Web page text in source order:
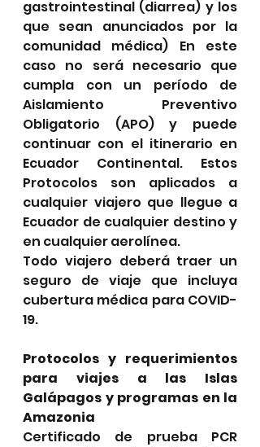
gastrointestinal (diarrea) y los
que sean anunciados por la
comunidad médica) En este
caso no será necesario que
cumpla con un período de
Aislamiento Preventivo
Obligatorio (APO) y puede
continuar con el itinerario en
Ecuador Continental. Estos
Protocolos son aplicados a
cualquier viajero que llegue a
Ecuador de cualquier destino y
en cualquier aerolínea.
Todo viajero deberá traer un
seguro de viaje que incluya
cubertura médica para COVID-
19.
Protocolos y requerimientos
para viajes a las Islas
Galápagos y programas en la
Amazonia
Certificado de prueba PCR